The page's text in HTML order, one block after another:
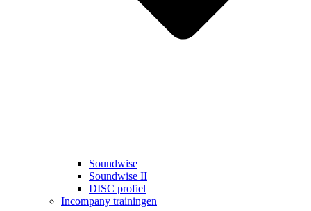
Soundwise
Soundwise II
DISC profiel
Incompany trainingen